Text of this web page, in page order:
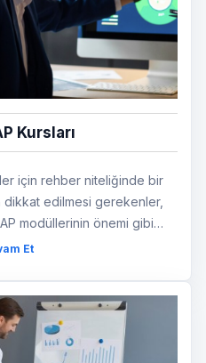
Kursları
için rehber niteliğinde bir
dikkat edilmesi gerekenler,
modüllerinin önemi gibi
eğitimi veren kursların
eğitiminin kariyer
ışık tutuluyor.
Et